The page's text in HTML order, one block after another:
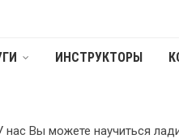
ИНСТРУКТОРЫ
нас Вы можете научиться